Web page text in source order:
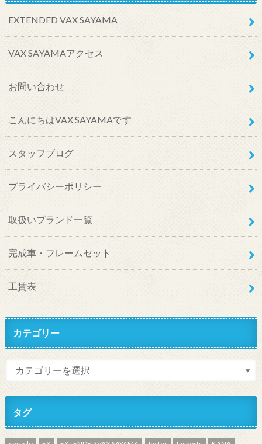
EXTENDED VAX SAYAMA
VAX SAYAMAアクセス
お問い合わせ
こんにちはVAX SAYAMAです
スタッフブログ
プライバシーポリシー
取扱いブランド一覧
完成車・フレームセット
工賃表
カテゴリー
タグ